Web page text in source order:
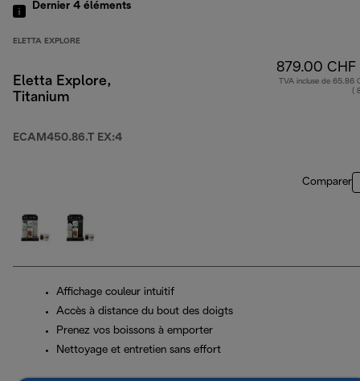
Dernier 4 éléments
ELETTA EXPLORE
Eletta Explore,
Titanium
ECAM450.86.T EX:4
879.00 CHF
TVA incluse de 65.86
(
Comparer
Affichage couleur intuitif
Accès à distance du bout des doigts
Prenez vos boissons à emporter
Nettoyage et entretien sans effort